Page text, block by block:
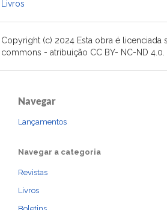
Livros
Copyright (c) 2024 Esta obra é licenciada
commons - atribuição CC BY- NC-ND 4.0.
Navegar
Lançamentos
Navegar a categoria
Revistas
Livros